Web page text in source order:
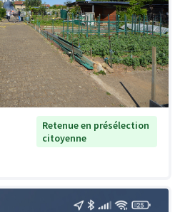
Retenue en présélection
citoyenne